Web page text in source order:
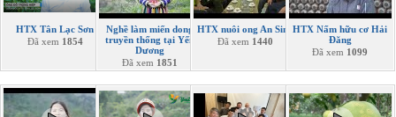
HTX Tân Lạc Sơn
Đã xem 1854
Nghề làm miến dong
truyền thống tại Yến
Dương
Đã xem 1851
HTX nuôi ong An Sinh
Đã xem 1440
HTX Nấm hữu cơ Hải
Đăng
Đã xem 1099